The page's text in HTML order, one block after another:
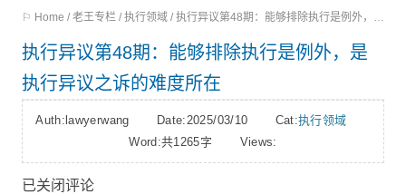
content
⚐ Home / 老王专栏 / 执行领域 / 执行异议第48期：能够排除执行是例外，是执行异议之诉的难度所在
执行异议第48期：能够排除执行是例外，是
执行异议之诉的难度所在
Auth:lawyerwang Date:2025/03/10 Cat:执行领域
Word:共1265字 Views:
已关闭评论